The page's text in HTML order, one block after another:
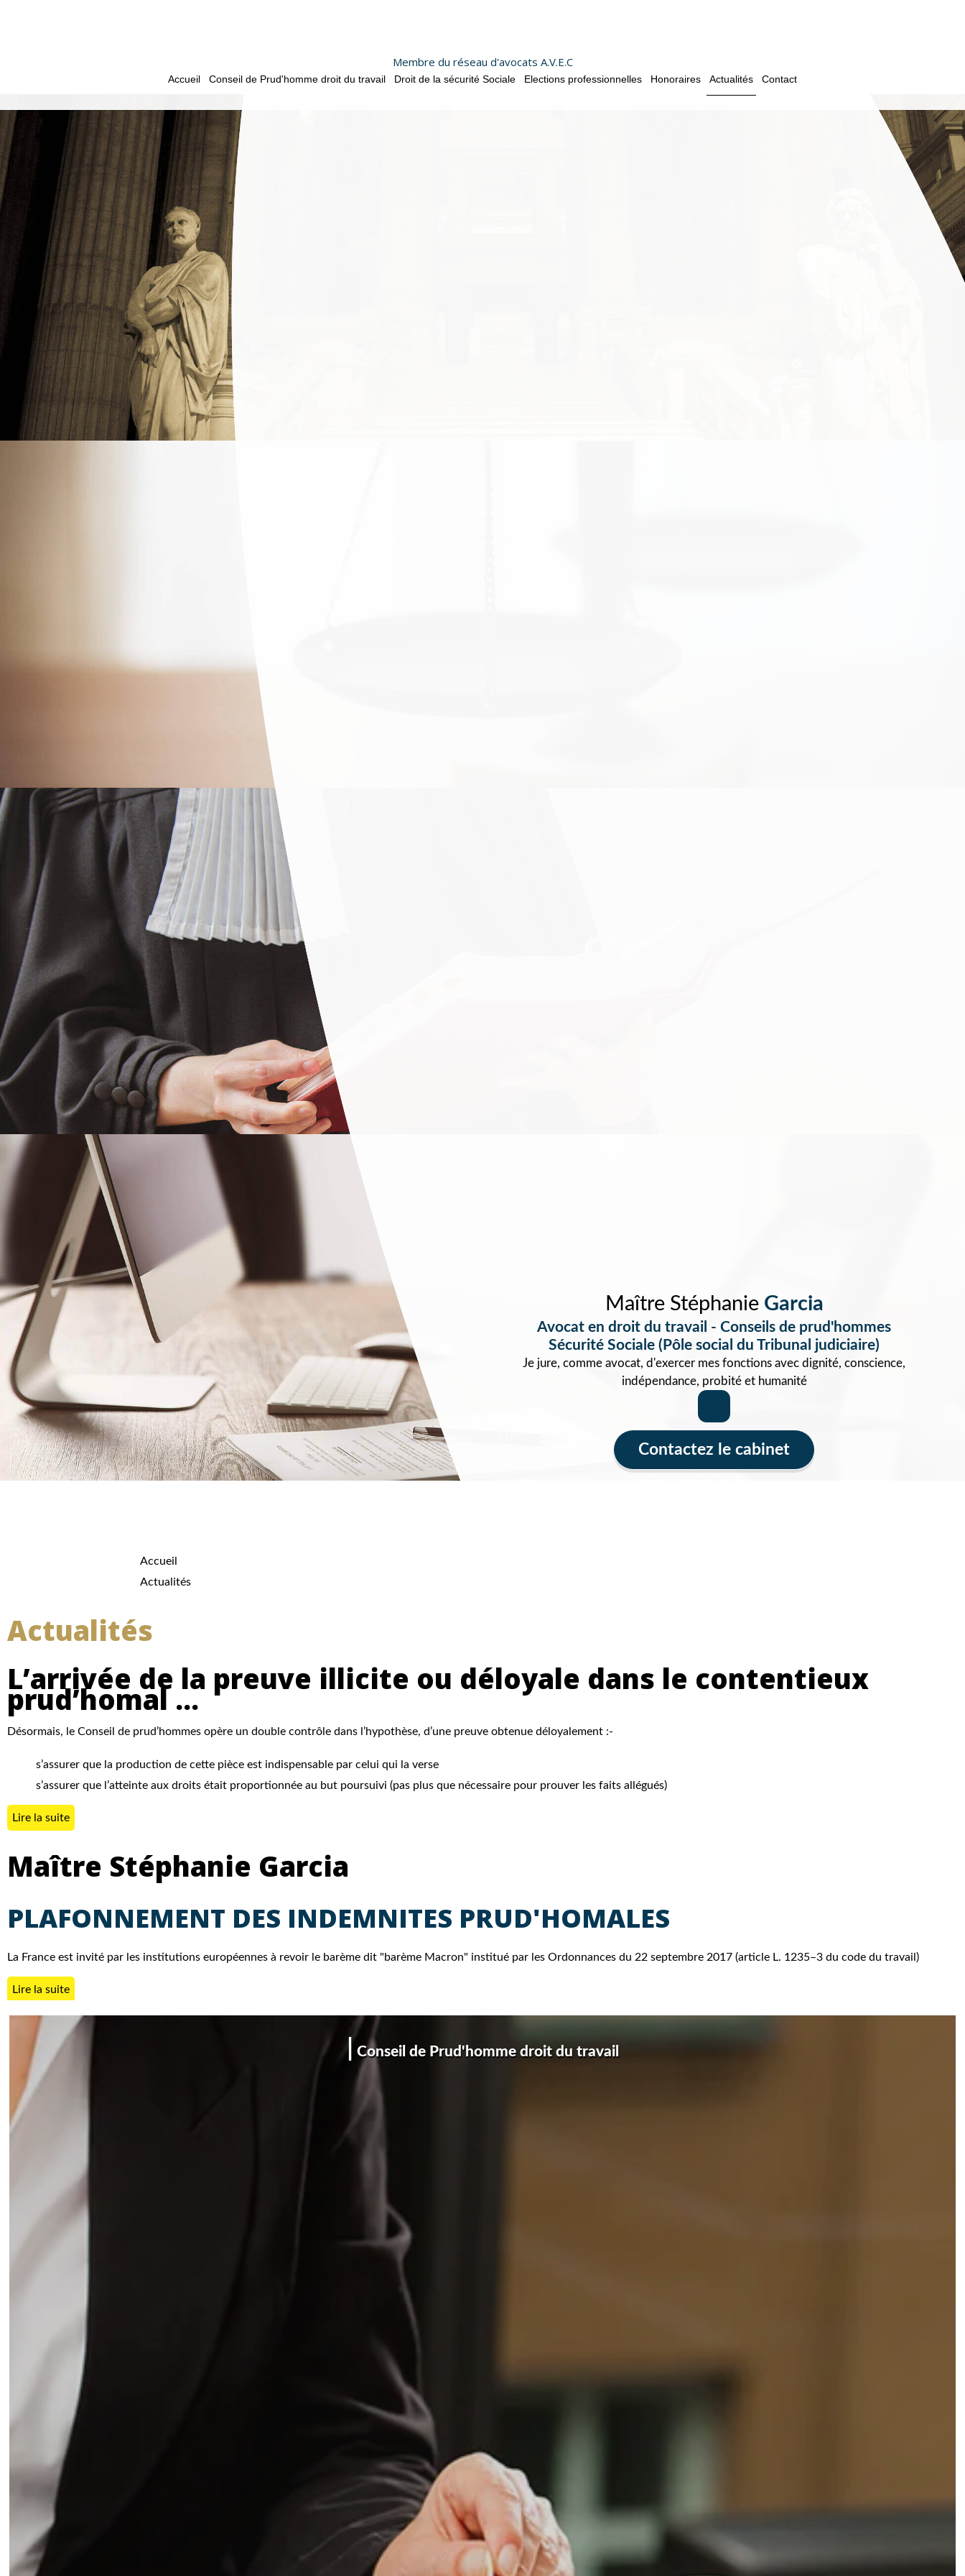
Membre du réseau d'avocats A.V.E.C
Accueil Conseil de Prud'homme droit du travail Droit de la sécurité Sociale Elections professionnelles Honoraires Actualités Contact
Maître Stéphanie Garcia
Avocat en droit du travail - Conseils de prud'hommes
Sécurité Sociale (Pôle social du Tribunal judiciaire)
Je jure, comme avocat, d'exercer mes fonctions avec dignité, conscience,
indépendance, probité et humanité
Contactez le cabinet
Accueil
Actualités
Actualités
L’arrivée de la preuve illicite ou déloyale dans le contentieux
prud’homal …
Désormais, le Conseil de prud’hommes opère un double contrôle dans l’hypothèse, d’une preuve obtenue déloyalement :-
s’assurer que la production de cette pièce est indispensable par celui qui la verse
s’assurer que l’atteinte aux droits était proportionnée au but poursuivi (pas plus que nécessaire pour prouver les faits allégués)
Lire la suite
Maître Stéphanie Garcia
PLAFONNEMENT DES INDEMNITES PRUD'HOMALES
La France est invité par les institutions européennes à revoir le barème dit "barème Macron" institué par les Ordonnances du 22 septembre 2017 (article L. 1235–3 du code du travail)
Lire la suite
| Conseil de Prud'homme droit du travail